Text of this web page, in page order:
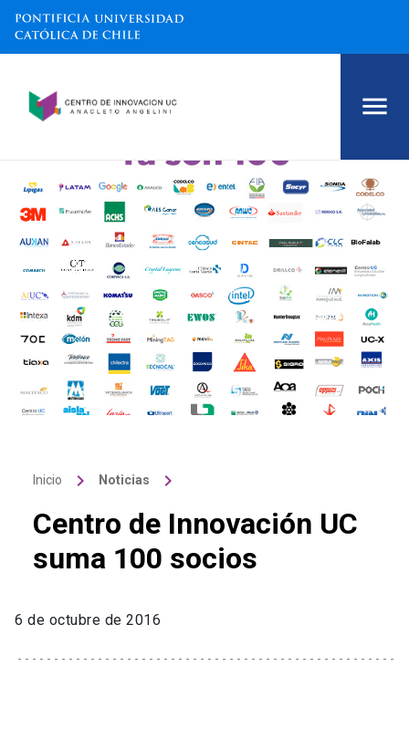
Inicio keyboard_arrow_right Noticias keyboard_arrow_right
Centro de Innovación UC
suma 100 socios
6 de octubre de 2016